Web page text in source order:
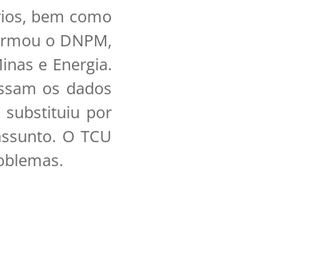
bem como
o DNPM,
e Energia.
os dados
substituiu por
O TCU